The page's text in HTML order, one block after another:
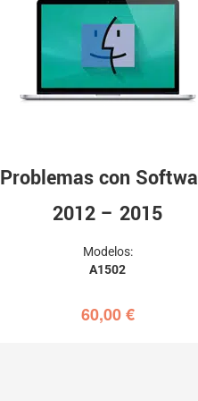
Problemas con
2012 – 2015
Modelos:
A1502
60,00€